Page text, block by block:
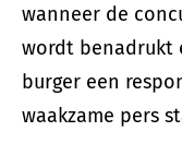
wanneer de
wordt benadrukt
burger een
waakzame pers